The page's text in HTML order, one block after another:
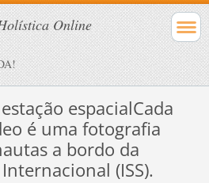
Online
espacialCada
é uma fotografia
a bordo da
(ISS).